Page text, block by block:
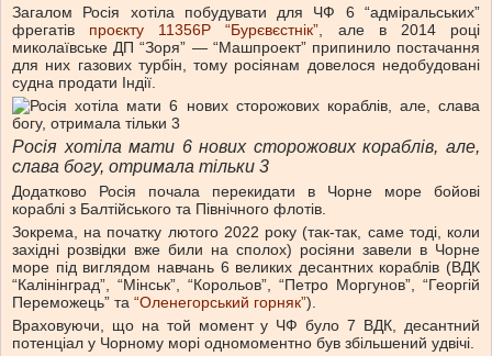
Загалом Росія хотіла побудувати для ЧФ 6 “адміральських”
фрегатів проєкту 11356Р “Бурєвєстнік”, але в 2014 році
миколаївське ДП “Зоря” — “Машпроект” припинило постачання
для них газових турбін, тому росіянам довелося недобудовані
судна продати Індії.
Росія хотіла мати 6 нових сторожових кораблів, але,
слава богу, отримала тільки 3
Додатково Росія почала перекидати в Чорне море бойові
кораблі з Балтійського та Північного флотів.
Зокрема, на початку лютого 2022 року (так-так, саме тоді, коли
західні розвідки вже били на сполох) росіяни завели в Чорне
море під виглядом навчань 6 великих десантних кораблів (ВДК
“Калінінград”, “Мінськ”, “Корольов”, “Петро Моргунов”, “Георгій
Переможець” та “Оленегорський горняк”).
Враховуючи, що на той момент у ЧФ було 7 ВДК, десантний
потенціал у Чорному морі одномоментно був збільшений удвічі.